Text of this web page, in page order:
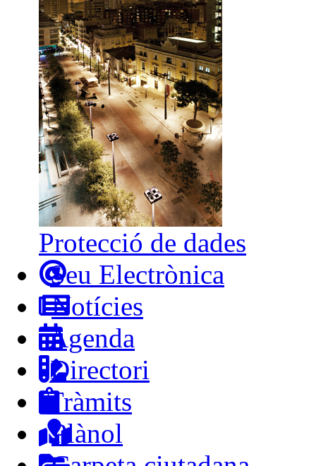
Protecció de dades
Seu Electrònica
Notícies
Agenda
Directori
Tràmits
Plànol